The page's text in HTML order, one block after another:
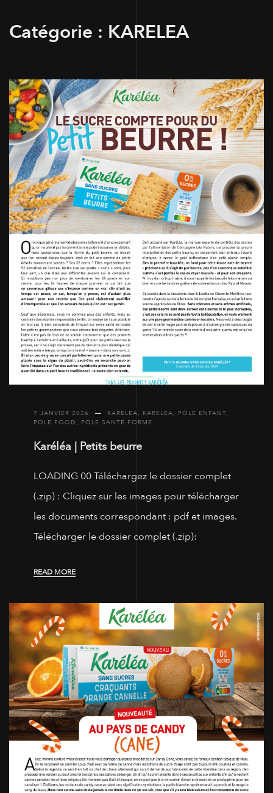
Catégorie : KARELEA
7 JANVIER 2026 KARELEA, KARELEA, PÔLE ENFANT,
PÔLE FOOD, PÔLE SANTÉ FORME
Karéléa | Petits beurre
LOADING 00 Téléchargez le dossier complet
(.zip) : Cliquez sur les images pour télécharger
les documents correspondant : pdf et images.
Télécharger le dossier complet (.zip):
READ MORE